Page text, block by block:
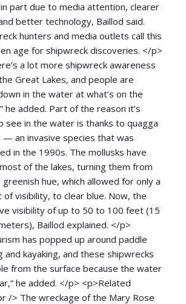
part due to media attention, clearer
better technology, Baillod said.
hunters and media outlets call this
age for shipwreck discoveries. </p>
a lot more shipwreck awareness
Great Lakes, and people are
in the water at what’s on the
he added. Part of the reason it’s
see in the water is thanks to quagga
— an invasive species that was
in the 1990s. The mollusks have
of the lakes, turning them from
hue, which allowed for only a
visibility, to clear blue. Now, the
visibility of up to 50 to 100 feet (15
Baillod explained. </p>
has popped up around paddle
and kayaking, and these shipwrecks
from the surface because the water
he added. </p> <p>Related
/> The wreckage of the Mary Rose